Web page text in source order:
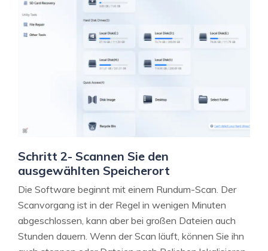
Schritt 2- Scannen Sie den
ausgewählten Speicherort
Die Software beginnt mit einem Rundum-Scan. Der
Scanvorgang ist in der Regel in wenigen Minuten
abgeschlossen, kann aber bei großen Dateien auch
Stunden dauern. Wenn der Scan läuft, können Sie ihn